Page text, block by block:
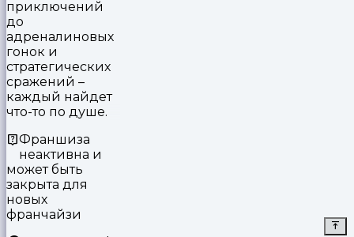
приключений
до
адреналиновых
гонок и
стратегических
сражений –
каждый найдет
что-то по душе.
Франшиза
неактивна и
может быть
закрыта для
новых
франчайзи